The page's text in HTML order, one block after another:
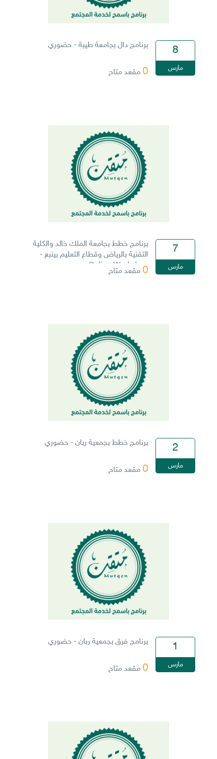
8
مارس
برنامج دال بجامعة طيبة - حضوري
0 مقعد متاح
7
مارس
برنامج خطط بجامعة الملك خالد والكلية
التقنية بالرياض وقطاع التعليم بينبع -
Online Workshop
0 مقعد متاح
2
مارس
برنامج خطط بجمعية ربان - حضوري
0 مقعد متاح
1
مارس
برنامج فرق بجمعية ربان - حضوري
0 مقعد متاح